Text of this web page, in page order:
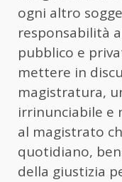
ogni altro
responsabilità
pubblico e
mettere in
magistratura,
irrinunciabile e
al magistrato
quotidiano,
della giustizia